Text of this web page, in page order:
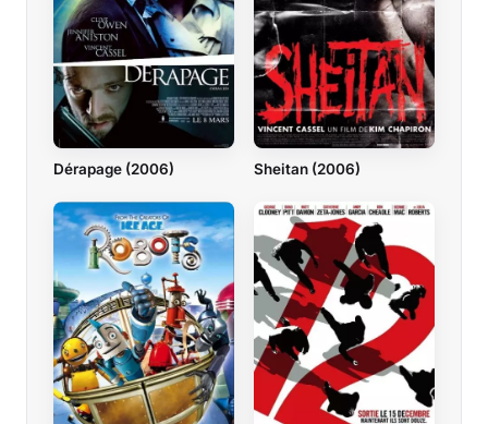
Dérapage (2006) Sheitan (2006)